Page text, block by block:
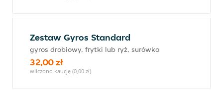
Zestaw Gyros Standard
gyros drobiowy, frytki lub ryż, surówka
32,00 zł
wliczono kaucję (0,00 zł)